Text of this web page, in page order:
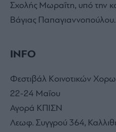
Σχολής Μωραΐτη, υπό την
Βάγιας Παπαγιαννοπούλου.
INFO
Φεστιβάλ Κοινοτικών
22-24 Μαΐου
Αγορά ΚΠΙΣΝ
Λεωφ. Συγγρού 364,